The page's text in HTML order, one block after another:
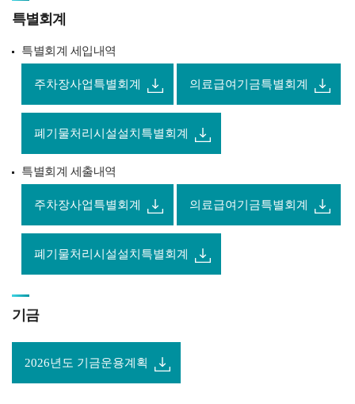
특별회계
특별회계 세입내역
주차장사업특별회계 의료급여기금특별회계
폐기물처리시설설치특별회계
특별회계 세출내역
주차장사업특별회계 의료급여기금특별회계
폐기물처리시설설치특별회계
기금
2026년도 기금운용계획